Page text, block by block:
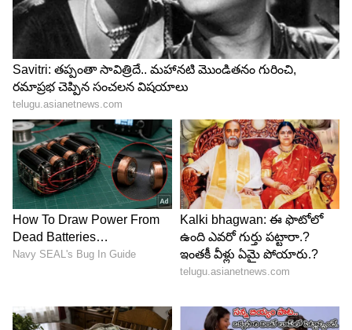
Related Articles
Robot Vacuum: ఉన్నోల్లే కాదండోయ్‌.. మ‌నం కూడా
రోబో వ్యాక్యూమ్ కొనుక్కోవ‌చ్చు. త‌క్కువ ధ‌ర‌లోనే
Chiranjeevi: పాట‌లో దాగిన జీవిత స‌త్యం.. రీల్స్‌లో
వైర‌ల్ అవుతోన్న ఈ పాట వెన‌క ఇంత అర్థం ఉందా.?